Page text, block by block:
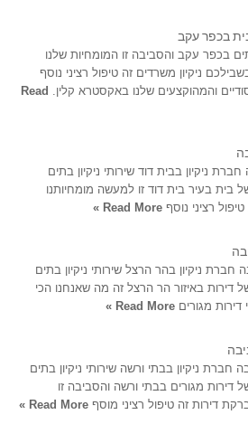
בכפר עקב
בכפר עקב והסביבה זו המומחיות שלנו
ניקיון משרדים זה טיפול רציני נוסף
והמהוקצעים שלנו באקסטרא קלין. Read
ניקיון בבית דוד שירותי ניקיון בתים
בית בעיר בית דוד זו למעשה מומחיותנו
Read More »
חברת ניקיון בהר הרצל שירותי ניקיון בתים
דירות באיזור הר הרצל זה מה שאנחנו הכי
Read More »
חברת ניקיון בבתי ורשה שירותי ניקיון בתים
דירות מגורים בבתי ורשה והסביבה זו
Read More »